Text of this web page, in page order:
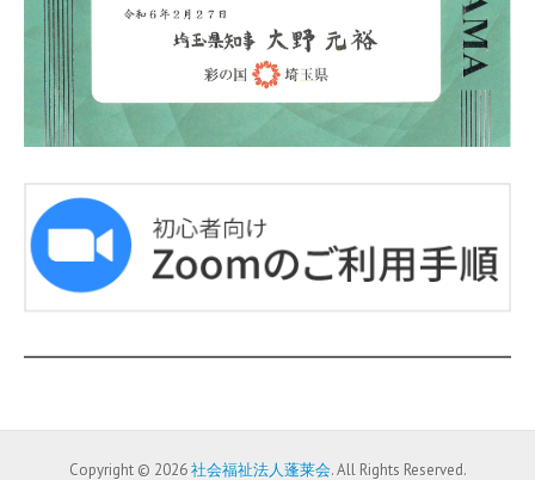
Copyright © 2026社会福祉法人蓬莱会. All Rights Reserved.